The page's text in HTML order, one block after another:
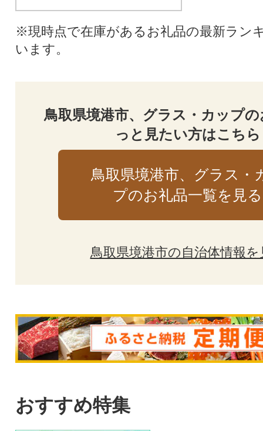
※現時点で在庫があるお礼品の最新ラン
います。
鳥取県境港市、グラス・カップ
っと見たい方はこちら
鳥取県境港市、グラス・
プのお礼品一覧を見る
鳥取県境港市の自治体情報を
おすすめ特集